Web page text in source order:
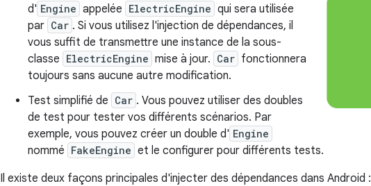
d' Engine appelée ElectricEngine qui sera utilisée
par Car . Si vous utilisez l'injection de dépendances, il
vous suffit de transmettre une instance de la sous-
classe ElectricEngine mise à jour. Car fonctionnera
toujours sans aucune autre modification.
Test simplifié de Car . Vous pouvez utiliser des doubles
de test pour tester vos différents scénarios. Par
exemple, vous pouvez créer un double d' Engine
nommé FakeEngine et le configurer pour différents tests.
Il existe deux façons principales d'injecter des dépendances dans Android :